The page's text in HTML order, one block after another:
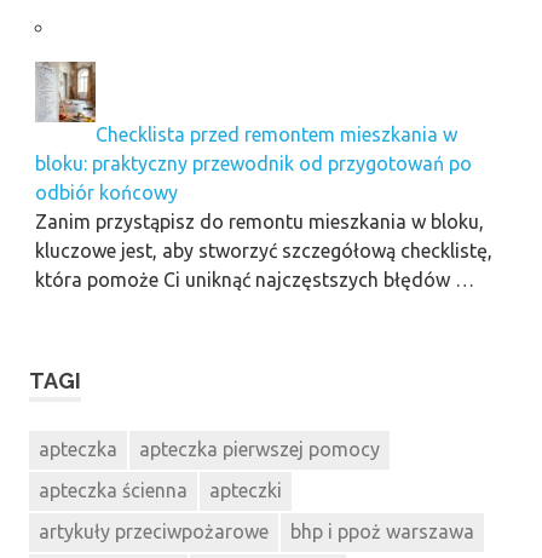
Checklista przed remontem mieszkania w
bloku: praktyczny przewodnik od przygotowań po
odbiór końcowy
Zanim przystąpisz do remontu mieszkania w bloku,
kluczowe jest, aby stworzyć szczegółową checklistę,
która pomoże Ci uniknąć najczęstszych błędów …
TAGI
apteczka
apteczka pierwszej pomocy
apteczka ścienna
apteczki
artykuły przeciwpożarowe
bhp i ppoż warszawa